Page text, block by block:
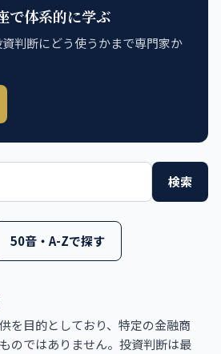
で体系的に学ぶ
判断にどう使うかまで専門家か
検索
50音・A-Zで探す
を目的としており、特定の金融商
のではありません。投資判断は最